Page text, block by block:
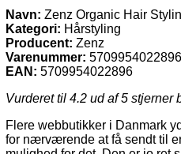
Navn: Zenz Organic Hair
Kategori: Hårstyling
Producent: Zenz
Varenummer: 5709954022896
EAN: 5709954022896
Vurderet til 4.2 ud af 5 stjerner
Flere webbutikker i Danmark
for nærværende at få sendt til